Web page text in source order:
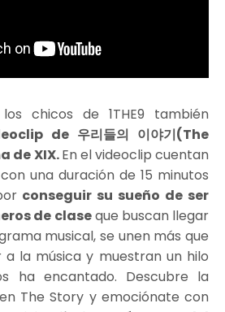
chicos de 1THE9 también
de 우리들의 이야기(The
de XIX.En el videoclip cuentan
una duración de 15 minutos
conseguir su sueño de ser
de claseque buscan llegar
musical, se unen más que
la música y muestran un hilo
ha encantado. Descubre la
en The Story y emociónate con